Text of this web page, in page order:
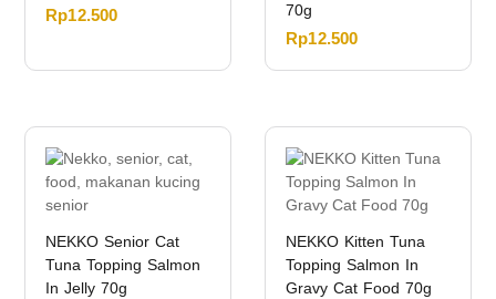
Rp12.500
70g
Rp12.500
NEKKO Senior Cat
Tuna Topping Salmon
In Jelly 70g
NEKKO Kitten Tuna
Topping Salmon In
Gravy Cat Food 70g